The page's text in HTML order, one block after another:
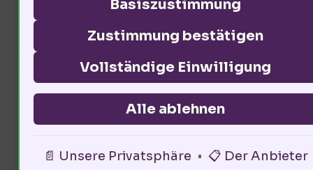
Politische Dimensionen des
Ärztemangels
Basiszustimmung
Zustimmung bestätigen
Vollständige Einwilligung
Alle ablehnen
📄 Unsere Privatsphäre • 📋 Der Anbieter